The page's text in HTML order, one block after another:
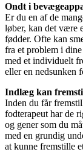
Ondt i
Er du en af de
løber, kan det være
fødder. Ofte kan
fra et problem i
med et individuelt
eller en nedsunken
Indlæg kan
Inden du får
fodterapeut har de
og gener som du
med en grundig
at kunne fremstille